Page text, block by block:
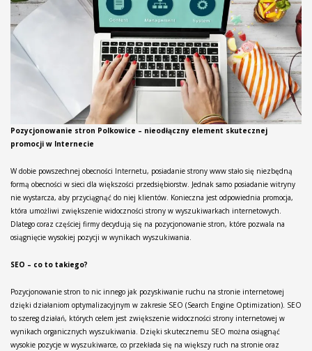
Pozycjonowanie stron Polkowice – nieodłączny element skutecznej
promocji w Internecie
W dobie powszechnej obecności Internetu, posiadanie strony www stało się niezbędną
formą obecności w sieci dla większości przedsiębiorstw. Jednak samo posiadanie witryny
nie wystarcza, aby przyciągnąć do niej klientów. Konieczna jest odpowiednia promocja,
która umożliwi zwiększenie widoczności strony w wyszukiwarkach internetowych.
Dlatego coraz częściej firmy decydują się na pozycjonowanie stron, które pozwala na
osiągnięcie wysokiej pozycji w wynikach wyszukiwania.
SEO – co to takiego?
Pozycjonowanie stron to nic innego jak pozyskiwanie ruchu na stronie internetowej
dzięki działaniom optymalizacyjnym w zakresie SEO (Search Engine Optimization). SEO
to szereg działań, których celem jest zwiększenie widoczności strony internetowej w
wynikach organicznych wyszukiwania. Dzięki skutecznemu SEO można osiągnąć
wysokie pozycje w wyszukiwarce, co przekłada się na większy ruch na stronie oraz